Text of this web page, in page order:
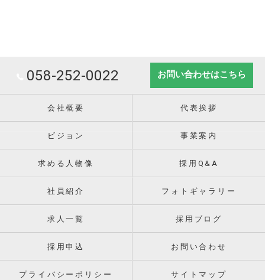
058-252-0022 お問い合わせはこちら
会社概要 代表挨拶
ビジョン 事業案内
求める人物像 採用Q&A
社員紹介 フォトギャラリー
求人一覧 採用ブログ
採用申込 お問い合わせ
プライバシーポリシー サイトマップ